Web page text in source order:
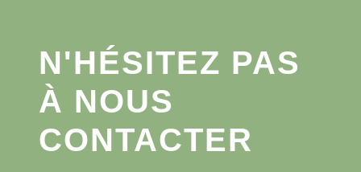
N'HÉSITEZ PAS
À NOUS
CONTACTER